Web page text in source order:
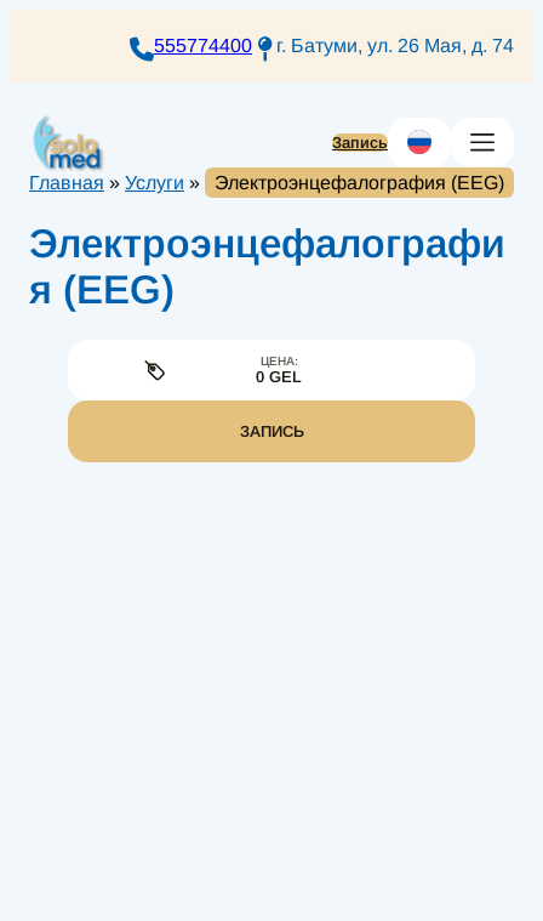
555774400 г. Батуми, ул. 26 Мая, д. 74
Запись
Главная » Услуги » Электроэнцефалография (EEG)
Электроэнцефалографи
я (EEG)
ЦЕНА:
0 GEL
ЗАПИСЬ